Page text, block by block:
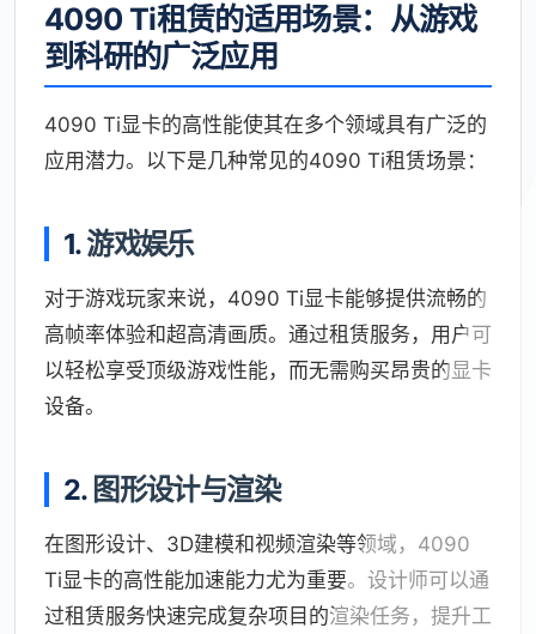
4090 Ti租赁的适用场景：从游戏
到科研的广泛应用
4090 Ti显卡的高性能使其在多个领域具有广泛的
应用潜力。以下是几种常见的4090 Ti租赁场景：
1.游戏娱乐
对于游戏玩家来说，4090 Ti显卡能够提供流畅的
高帧率体验和超高清画质。通过租赁服务，用户可
以轻松享受顶级游戏性能，而无需购买昂贵的显卡
设备。
2. 图形设计与渲染
在图形设计、3D建模和视频渲染等领域，4090
Ti显卡的高性能加速能力尤为重要。设计师可以通
过租赁服务快速完成复杂项目的渲染任务，提升工